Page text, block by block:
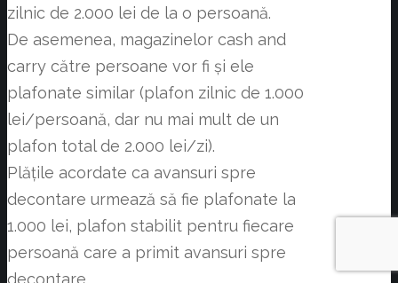
zilnic de 2.000 lei de la o persoană.
De asemenea, magazinelor cash and
carry către persoane vor fi și ele
plafonate similar (plafon zilnic de 1.000
lei/persoană, dar nu mai mult de un
plafon total de 2.000 lei/zi).
Plățile acordate ca avansuri spre
decontare urmează să fie plafonate la
1.000 lei, plafon stabilit pentru fiecare
persoană care a primit avansuri spre
decontare.